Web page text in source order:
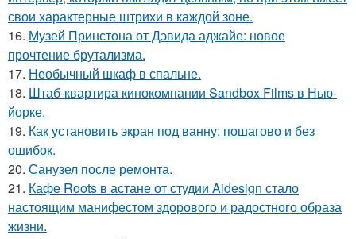
свои характерные штрихи в каждой зоне.
16. Музей Принстона от Дэвида аджайе: новое
прочтение брутализма.
17. Необычный шкаф в спальне.
18. Штаб-квартира кинокомпании Sandbox Films в Нью-
йорке.
19. Как установить экран под ванну: пошагово и без
ошибок.
20. Санузел после ремонта.
21. Кафе Roots в астане от студии Aidesign стало
настоящим манифестом здорового и радостного образа
жизни.